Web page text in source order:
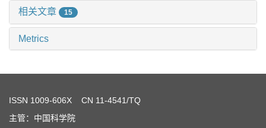
相关文章 15
Metrics
ISSN 1009-606X CN 11-4541/TQ
主管：中国科学院